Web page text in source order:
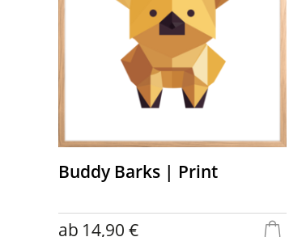
Buddy Barks | Print
ab 14,90 €